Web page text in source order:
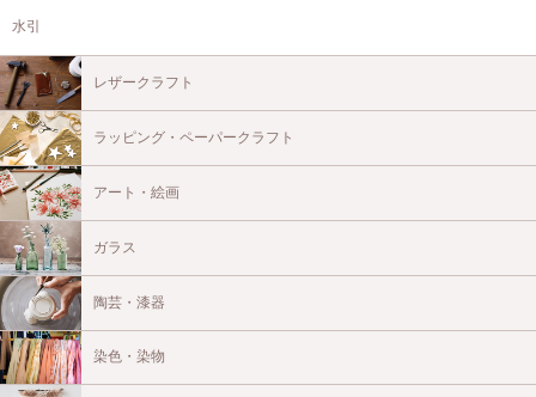
水引
レザークラフト
ラッピング・ペーパークラフト
アート・絵画
ガラス
陶芸・漆器
染色・染物